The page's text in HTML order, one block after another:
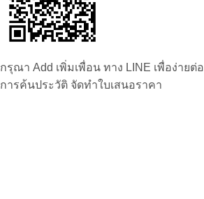
กรุณา Add เพิ่มเพื่อน ทาง LINE เพื่อง่ายต่อ
การค้นประวัติ จัดทำใบเสนอราคา